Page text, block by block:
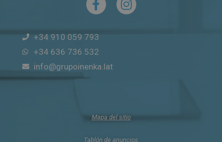
+34 910 059 793
+34 636 736 532
info@grupoinenka.lat
Mapa del sitio
Tablón de anuncios